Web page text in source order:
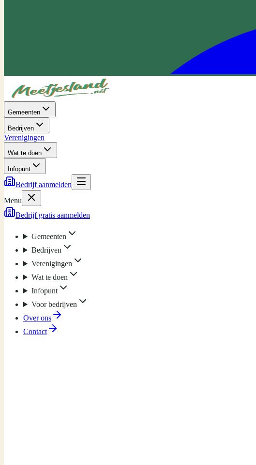
Gemeenten
Bedrijven
Verenigingen
Wat te doen
Infopunt
Bedrijf aanmelden
Menu
Bedrijf gratis aanmelden
Gemeenten
Bedrijven
Verenigingen
Wat te doen
Infopunt
Voor bedrijven
Over ons
Contact